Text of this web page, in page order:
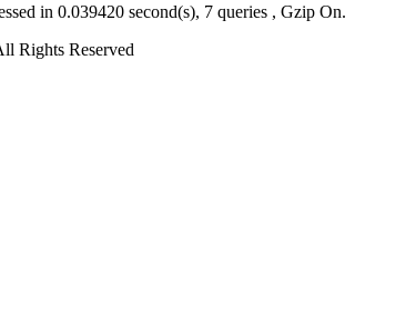
in 0.039420 second(s), 7 queries , Gzip On.
Rights Reserved